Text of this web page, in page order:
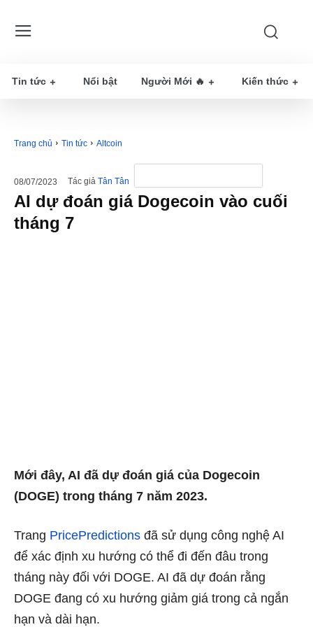
Tin tức Nổi bật Người Mới 🔥 Kiến thức
Trang chủ Tin tức Altcoin
08/07/2023 Tác giả Tân Tân
AI dự đoán giá Dogecoin vào cuối
tháng 7
Mới đây, AI đã dự đoán giá của Dogecoin
(DOGE) trong tháng 7 năm 2023.
Trang ​​PricePredictions đã sử dụng công nghệ AI
để xác định xu hướng có thể đi đến đâu trong
tháng này đối với DOGE. AI đã dự đoán rằng
DOGE đang có xu hướng giảm giá trong cả ngắn
hạn và dài hạn.